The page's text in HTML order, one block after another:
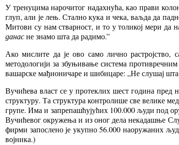
У тренуцима нарочитог надахнућа, као прави
глуп, али је лењ. Стално кука и чека, ваљда да
Митови су нам стварност, и то у толикој мери да
данасне знамо шта да радимо.”
Ако мислите да је ово само лично
методологији за збуњивање система
вашарске мађионичаре и шибицаре: „Не слушај
Вучићева власт се у протеклих шест година пред
структуру. Та структура контролише све велике
групе. Има и запрепашћујућих 100.000 људи под
Вучићевог окружења и из оног дела некадашње
фирми запослено је укупно 56.000 наоружаних
војника.)